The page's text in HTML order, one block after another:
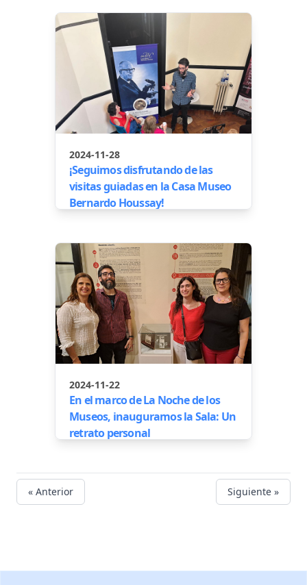
2024-11-28
¡Seguimos disfrutando de las
visitas guiadas en la Casa Museo
Bernardo Houssay!
2024-11-22
En el marco de La Noche de los
Museos, inauguramos la Sala: Un
retrato personal
« Anterior Siguiente »